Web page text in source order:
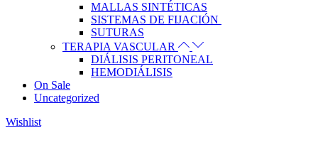
MALLAS SINTÉTICAS
SISTEMAS DE FIJACIÓN
SUTURAS
TERAPIA VASCULAR
DIÁLISIS PERITONEAL
HEMODIÁLISIS
On Sale
Uncategorized
Wishlist